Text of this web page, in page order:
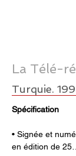
La Télé-
Turquie.
Spécification
• Signée et
en édition de 25…